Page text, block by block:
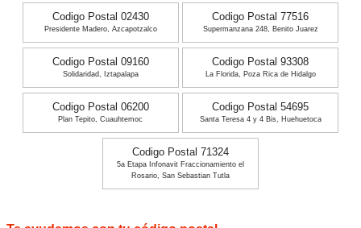
Codigo Postal 02430
Presidente Madero, Azcapotzalco
Codigo Postal 77516
Supermanzana 248, Benito Juarez
Codigo Postal 09160
Solidaridad, Iztapalapa
Codigo Postal 93308
La Florida, Poza Rica de Hidalgo
Codigo Postal 06200
Plan Tepito, Cuauhtemoc
Codigo Postal 54695
Santa Teresa 4 y 4 Bis, Huehuetoca
Codigo Postal 71324
5a Etapa Infonavit Fraccionamiento el
Rosario, San Sebastian Tutla